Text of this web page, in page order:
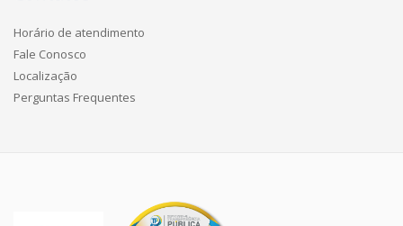
Horário de atendimento
Fale Conosco
Localização
Perguntas Frequentes